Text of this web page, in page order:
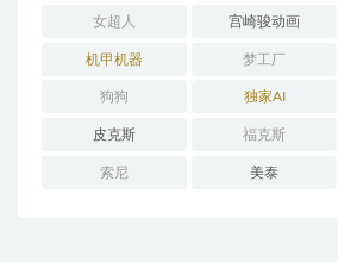
女超人 宫崎骏动画
机甲机器 梦工厂
狗狗 独家AI
皮克斯 福克斯
索尼 美泰